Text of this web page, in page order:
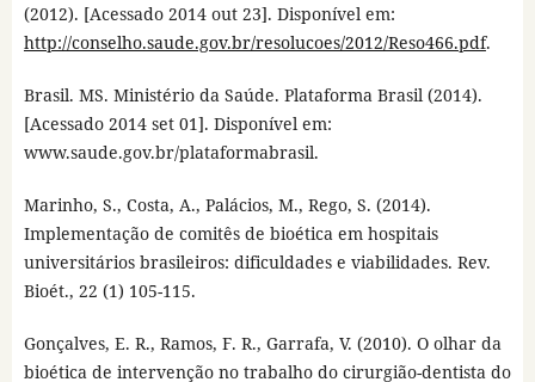
(2012). [Acessado 2014 out 23]. Disponível em:
http://conselho.saude.gov.br/resolucoes/2012/Reso466.pdf.
Brasil. MS. Ministério da Saúde. Plataforma Brasil (2014).
[Acessado 2014 set 01]. Disponível em:
www.saude.gov.br/plataformabrasil.
Marinho, S., Costa, A., Palácios, M., Rego, S. (2014).
Implementação de comitês de bioética em hospitais
universitários brasileiros: dificuldades e viabilidades. Rev.
Bioét., 22 (1) 105-115.
Gonçalves, E. R., Ramos, F. R., Garrafa, V. (2010). O olhar da
bioética de intervenção no trabalho do cirurgião-dentista do